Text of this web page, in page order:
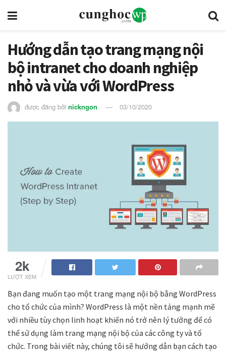
Hướng dẫn tạo trang mạng nội
bộ intranet cho doanh nghiệp
nhỏ và vừa với WordPress
được đăng bởi nickngon 03/10/2020
2k
LƯỢT XEM
Bạn đang muốn tạo một trang mạng nội bộ bằng WordPress
cho tổ chức của mình? WordPress là một nền tảng mạnh mẽ
với nhiều tùy chọn linh hoạt khiến nó trở nên lý tưởng để có
thể sử dụng làm trang mạng nội bộ của các công ty và tổ
chức. Trong bài viết này, chúng tôi sẽ hướng dẫn bạn cách tạo